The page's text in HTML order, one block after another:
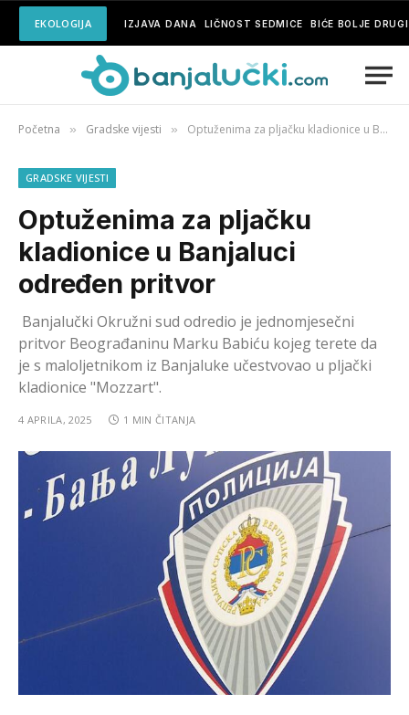
EKOLOGIJA IZJAVA DANA LIČNOST SEDMICE BIĆE BOLJE
Početna » Gradske vijesti » Optuženima za pljačku kladionice u Banjaluci određen pritvor
GRADSKE VIJESTI
Optuženima za pljačku
kladionice u Banjaluci
određen pritvor
Banjalučki Okružni sud odredio je jednomjesečni
pritvor Beograđaninu Marku Babiću kojeg terete da
je s maloljetnikom iz Banjaluke učestvovao u pljački
kladionice "Mozzart".
4 APRILA, 2025 1 MIN ČITANJA